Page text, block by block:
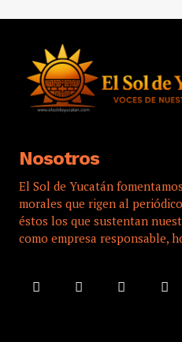
Nosotros
El Sol de Yucatán
morales que rigen al
éstos los que sustentan
como empresa responsable,